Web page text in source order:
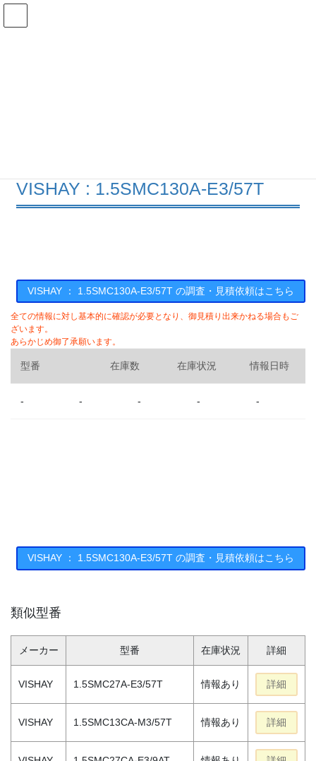
コ
ナ
VISHAY : 1.5SMC130A-E3/57T
VISHAY ： 1.5SMC130A-E3/57T の調査・見積依頼はこちら
全ての情報に対し基本的に確認が必要となり、御見積り出来かねる場合もご
ざいます。
あらかじめ御了承願います。
型番 在庫数 在庫状況 情報日時
- - - - -
VISHAY ： 1.5SMC130A-E3/57T の調査・見積依頼はこちら
類似型番
メーカー 型番 在庫状況 詳細
VISHAY 1.5SMC27A-E3/57T 情報あり 詳細
VISHAY 1.5SMC13CA-M3/57T 情報あり 詳細